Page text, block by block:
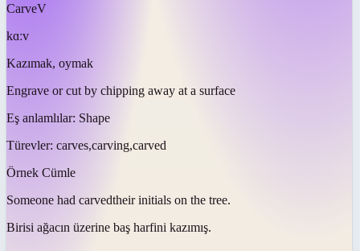
CarveV
kɑːv
Kazımak, oymak
Engrave or cut by chipping away at a surface
Eş anlamlılar: Shape
Türevler: carves,carving,carved
Örnek Cümle
Someone had carvedtheir initials on the tree.
Birisi ağacın üzerine baş harfini kazımış.